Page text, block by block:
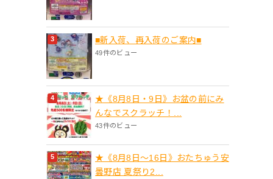
■新入荷、再入荷のご案内■
49件のビュー
★《8月8日・9日》お盆の前にみ
んなでスクラッチ！...
43件のビュー
★《8月8日～16日》おたちゅう安
曇野店 夏祭り2...